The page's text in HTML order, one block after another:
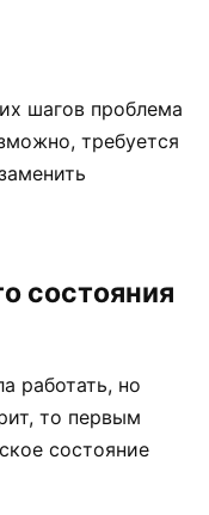
шагов проблема
требуется
состояния
работать, но
то первым
состояние